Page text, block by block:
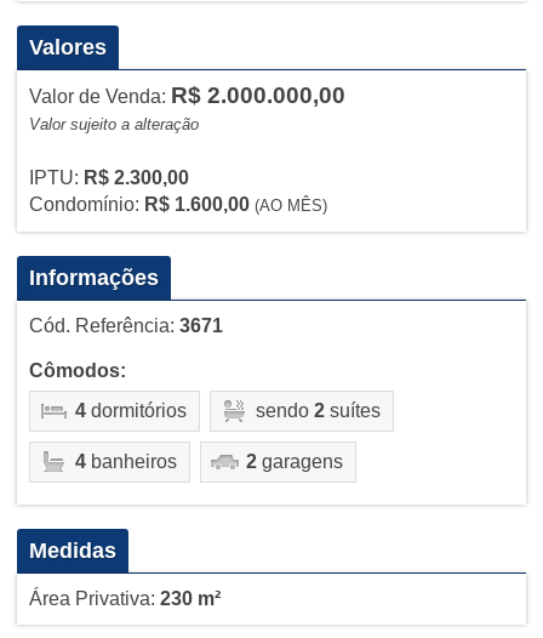
Valores
Valor de Venda: R$ 2.000.000,00
Valor sujeito a alteração
IPTU: R$ 2.300,00
Condomínio: R$ 1.600,00 (AO MÊS)
Informações
Cód. Referência: 3671
Cômodos:
4dormitórios sendo 2suítes
4banheiros 2garagens
Medidas
Área Privativa: 230 m²